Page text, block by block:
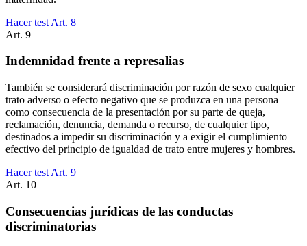
Hacer test Art. 8
Art. 9
Indemnidad frente a represalias
También se considerará discriminación por razón de sexo cualquier
trato adverso o efecto negativo que se produzca en una persona
como consecuencia de la presentación por su parte de queja,
reclamación, denuncia, demanda o recurso, de cualquier tipo,
destinados a impedir su discriminación y a exigir el cumplimiento
efectivo del principio de igualdad de trato entre mujeres y hombres.
Hacer test Art. 9
Art. 10
Consecuencias jurídicas de las conductas
discriminatorias